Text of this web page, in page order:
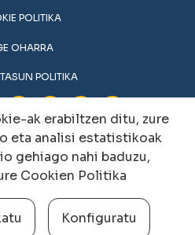
POLITIKA
OHARRA
POLITIKA
ak erabiltzen ditu, zure
eta analisi estatistikoak
gehiago nahi baduzu,
Cookien Politika
Konfiguratu